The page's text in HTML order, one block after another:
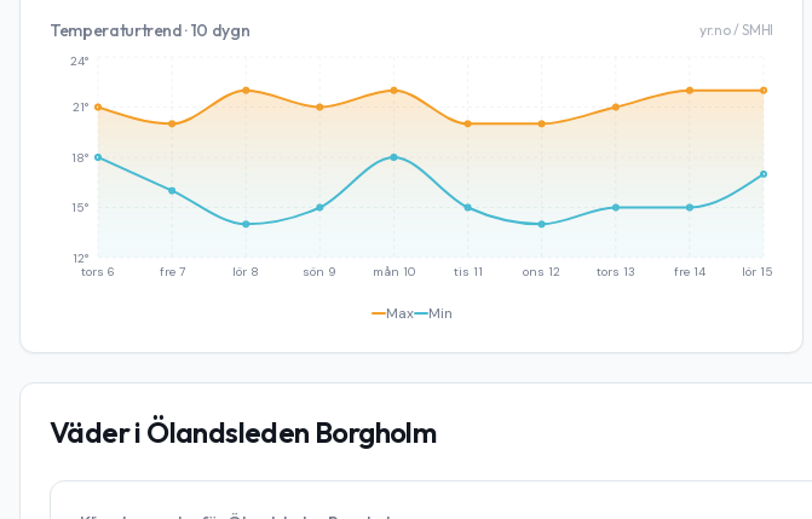
Temperaturtrend · 10 dygn yr.no / SMHI
tors 6 fre 7 lör 8 sön 9 mån 10 tis 11 ons 12 tors 13 fre 14 lör 15
12°
15°
18°
21°
24°
Max Min
Väder i Ölandsleden Borgholm